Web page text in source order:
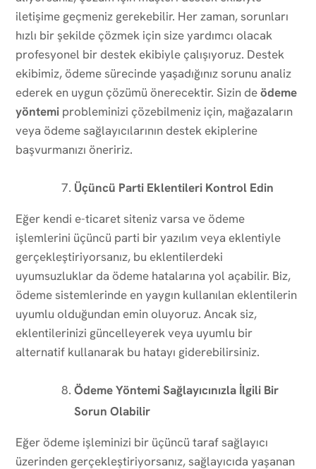
iletişime geçmeniz gerekebilir. Her zaman, sorunları
hızlı bir şekilde çözmek için size yardımcı olacak
profesyonel bir destek ekibiyle çalışıyoruz. Destek
ekibimiz, ödeme sürecinde yaşadığınız sorunu analiz
ederek en uygun çözümü önerecektir. Sizin deödeme
yöntemi probleminizi çözebilmeniz için, mağazaların
veya ödeme sağlayıcılarının destek ekiplerine
başvurmanızı öneririz.
Üçüncü Parti Eklentileri Kontrol Edin
Eğer kendi e-ticaret siteniz varsa ve ödeme
işlemlerini üçüncü parti bir yazılım veya eklentiyle
gerçekleştiriyorsanız, bu eklentilerdeki
uyumsuzluklar da ödeme hatalarına yol açabilir. Biz,
ödeme sistemlerinde en yaygın kullanılan eklentilerin
uyumlu olduğundan emin oluyoruz. Ancak siz,
eklentilerinizi güncelleyerek veya uyumlu bir
alternatif kullanarak bu hatayı giderebilirsiniz.
Ödeme Yöntemi Sağlayıcınızla İlgili Bir
Sorun Olabilir
Eğer ödeme işleminizi bir üçüncü taraf sağlayıcı
üzerinden gerçekleştiriyorsanız, sağlayıcıda yaşanan